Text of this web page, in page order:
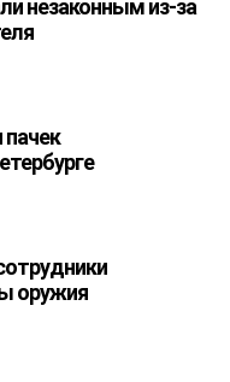
незаконным из-за
оружия